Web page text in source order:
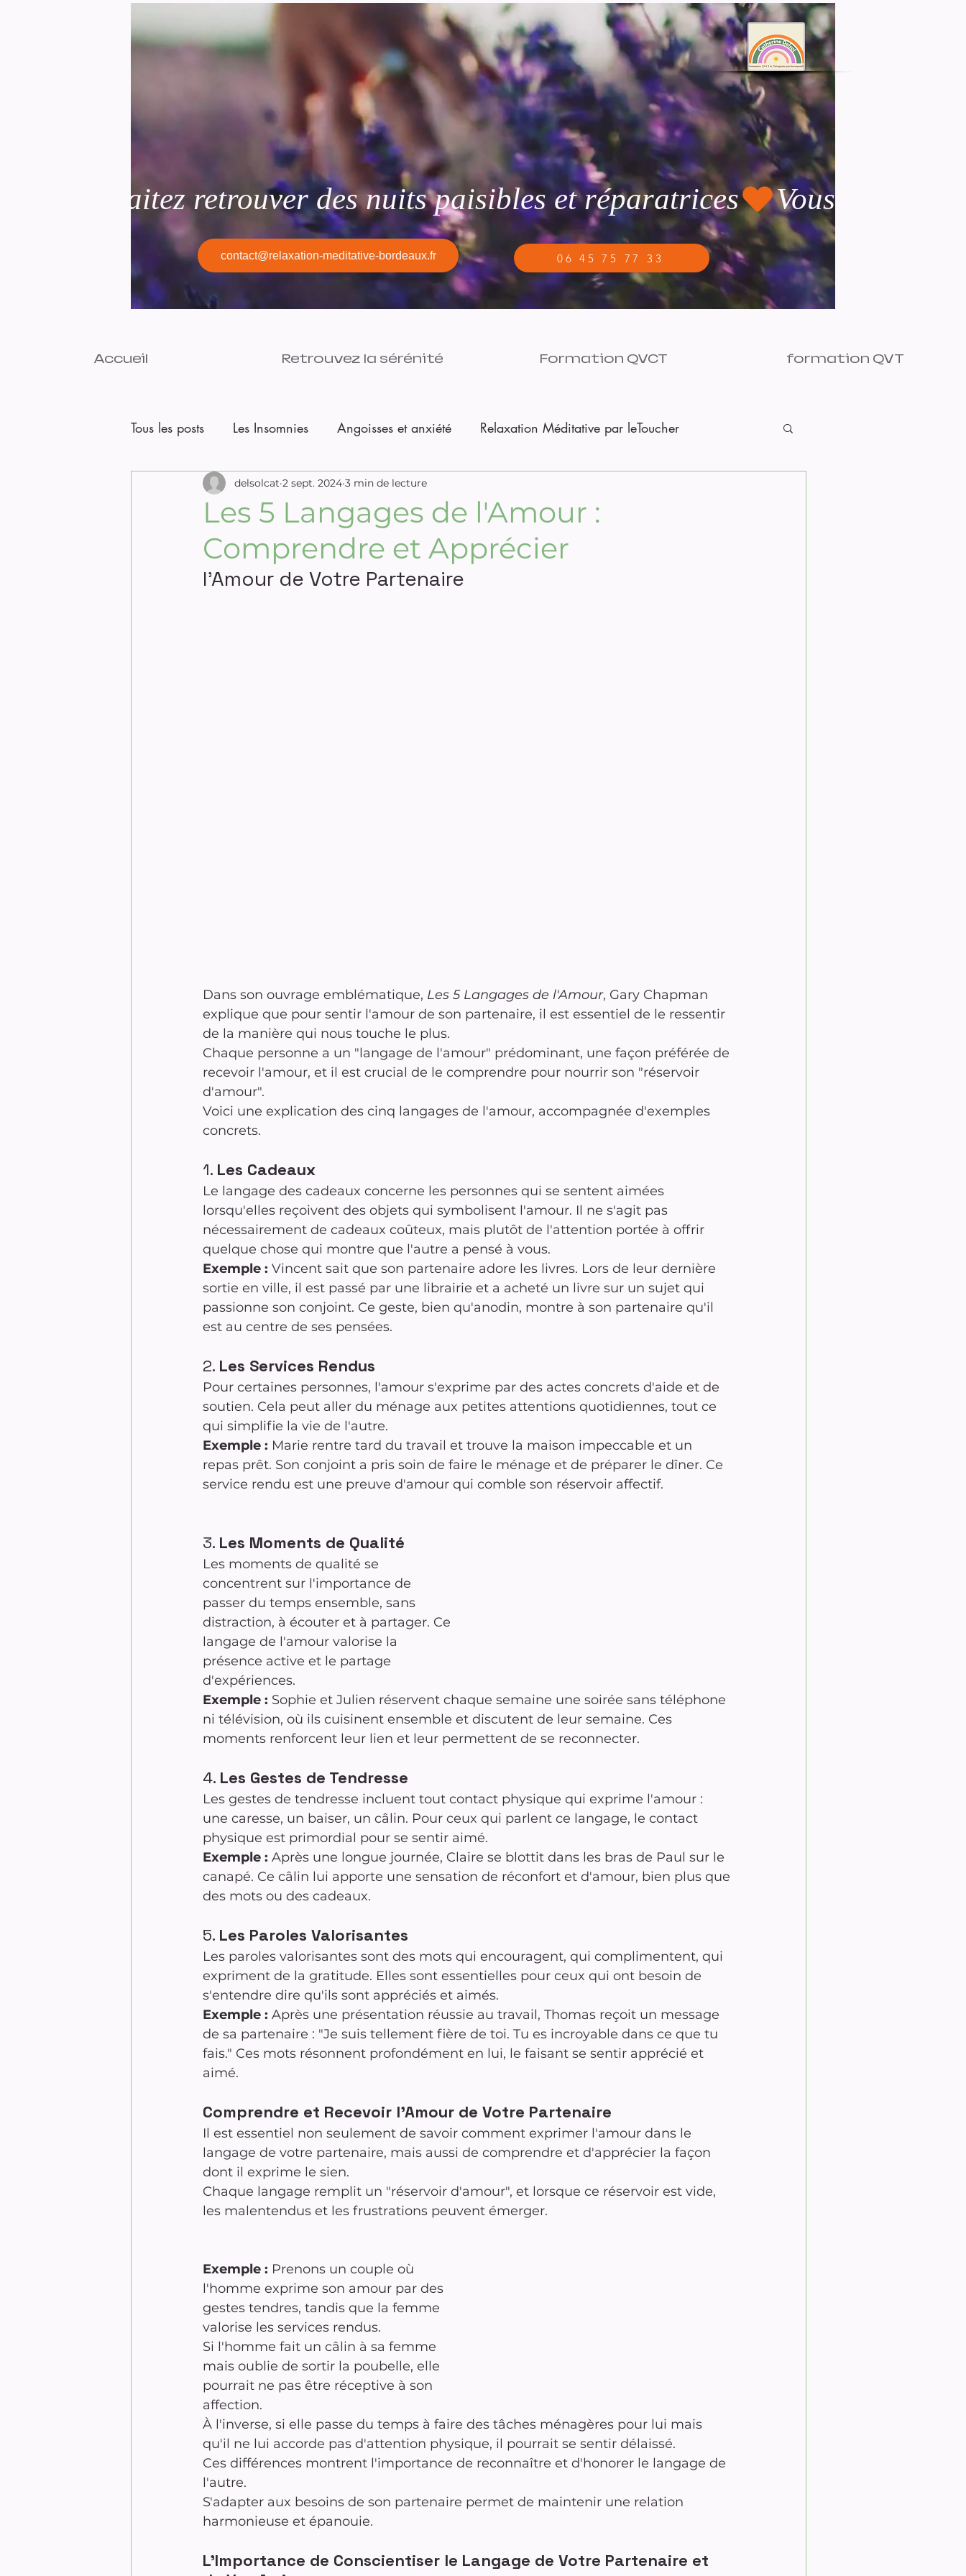
contact@relaxation-meditative-bordeaux.fr 06 45 75 77 33
Vous souhaitez retrouver des nuits paisibles et réparatrices
Accueil Retrouvez la sérénité Formation QVCT formation QVT
Tous les posts Les Insomnies Angoisses et anxiété Relaxation Méditative par leToucher
Qui suis je? Changement de saison TMS
Pourquoi et comment lâcher prise?
Les 5 Langages de l'Amour :
Comprendre et Apprécier
delsolcat 2 sept. 2024 3 min de lecture
l'Amour de Votre Partenaire
Dans son ouvrage emblématique, Les 5 Langages de l'Amour, Gary Chapman
explique que pour sentir l'amour de son partenaire, il est essentiel de le ressentir
de la manière qui nous touche le plus.
Chaque personne a un "langage de l'amour" prédominant, une façon préférée de
recevoir l'amour, et il est crucial de le comprendre pour nourrir son "réservoir
d'amour".
Voici une explication des cinq langages de l'amour, accompagnée d'exemples
concrets.
1. Les Cadeaux
Le langage des cadeaux concerne les personnes qui se sentent aimées
lorsqu'elles reçoivent des objets qui symbolisent l'amour. Il ne s'agit pas
nécessairement de cadeaux coûteux, mais plutôt de l'attention portée à offrir
quelque chose qui montre que l'autre a pensé à vous.
Exemple : Vincent sait que son partenaire adore les livres. Lors de leur dernière
sortie en ville, il est passé par une librairie et a acheté un livre sur un sujet qui
passionne son conjoint. Ce geste, bien qu'anodin, montre à son partenaire qu'il
est au centre de ses pensées.
2. Les Services Rendus
Pour certaines personnes, l'amour s'exprime par des actes concrets d'aide et de
soutien. Cela peut aller du ménage aux petites attentions quotidiennes, tout ce
qui simplifie la vie de l'autre.
Exemple : Marie rentre tard du travail et trouve la maison impeccable et un
repas prêt. Son conjoint a pris soin de faire le ménage et de préparer le dîner. Ce
service rendu est une preuve d'amour qui comble son réservoir affectif.
3. Les Moments de Qualité
Les moments de qualité se
concentrent sur l'importance de
passer du temps ensemble, sans
distraction, à écouter et à partager. Ce
langage de l'amour valorise la
présence active et le partage
d'expériences.
Exemple : Sophie et Julien réservent chaque semaine une soirée sans téléphone
ni télévision, où ils cuisinent ensemble et discutent de leur semaine. Ces
moments renforcent leur lien et leur permettent de se reconnecter.
4. Les Gestes de Tendresse
Les gestes de tendresse incluent tout contact physique qui exprime l'amour :
une caresse, un baiser, un câlin. Pour ceux qui parlent ce langage, le contact
physique est primordial pour se sentir aimé.
Exemple : Après une longue journée, Claire se blottit dans les bras de Paul sur le
canapé. Ce câlin lui apporte une sensation de réconfort et d'amour, bien plus que
des mots ou des cadeaux.
5. Les Paroles Valorisantes
Les paroles valorisantes sont des mots qui encouragent, qui complimentent, qui
expriment de la gratitude. Elles sont essentielles pour ceux qui ont besoin de
s'entendre dire qu'ils sont appréciés et aimés.
Exemple : Après une présentation réussie au travail, Thomas reçoit un message
de sa partenaire : "Je suis tellement fière de toi. Tu es incroyable dans ce que tu
fais." Ces mots résonnent profondément en lui, le faisant se sentir apprécié et
aimé.
Comprendre et Recevoir l'Amour de Votre Partenaire
Il est essentiel non seulement de savoir comment exprimer l'amour dans le
langage de votre partenaire, mais aussi de comprendre et d'apprécier la façon
dont il exprime le sien.
Chaque langage remplit un "réservoir d'amour", et lorsque ce réservoir est vide,
les malentendus et les frustrations peuvent émerger.
Exemple : Prenons un couple où
l'homme exprime son amour par des
gestes tendres, tandis que la femme
valorise les services rendus.
Si l'homme fait un câlin à sa femme
mais oublie de sortir la poubelle, elle
pourrait ne pas être réceptive à son
affection.
À l'inverse, si elle passe du temps à faire des tâches ménagères pour lui mais
qu'il ne lui accorde pas d'attention physique, il pourrait se sentir délaissé.
Ces différences montrent l'importance de reconnaître et d'honorer le langage de
l'autre.
S'adapter aux besoins de son partenaire permet de maintenir une relation
harmonieuse et épanouie.
L'Importance de Conscientiser le Langage de Votre Partenaire et